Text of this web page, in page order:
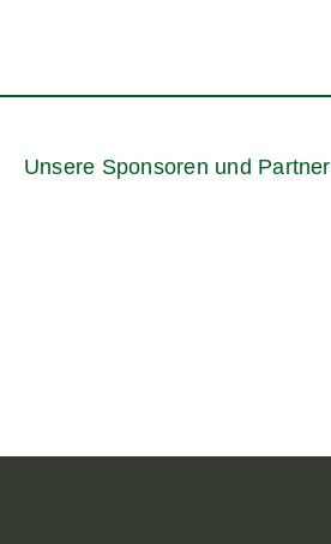
Unsere Sponsoren und Partner